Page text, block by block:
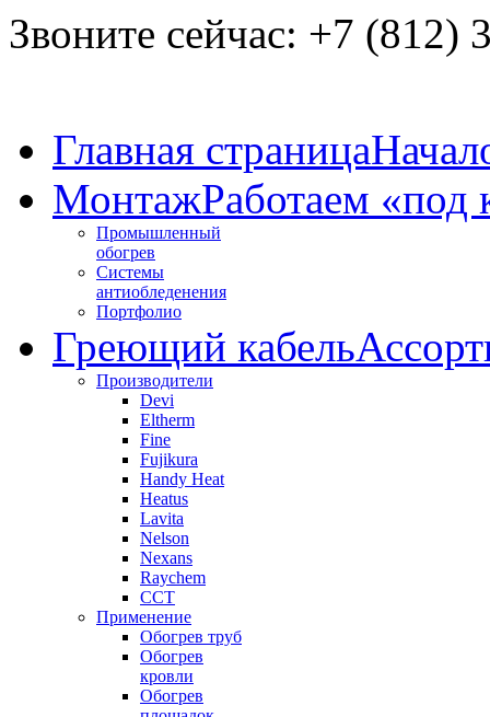
Звоните сейчас: +7 (812)
Главная страница
МонтажРаботаем «под
Промышленный
обогрев
Системы
антиобледенения
Портфолио
Греющий кабель
Производители
Devi
Eltherm
Fine
Fujikura
Handy Heat
Heatus
Lavita
Nelson
Nexans
Raychem
ССТ
Применение
Обогрев труб
Обогрев
кровли
Обогрев